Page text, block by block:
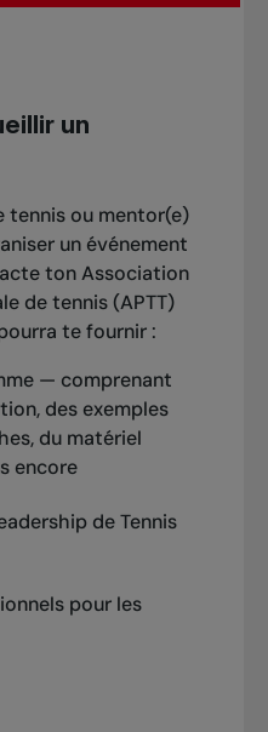
un
tennis ou mentor(e)
un événement
ton Association
de tennis (APTT)
te fournir :
— comprenant
des exemples
du matériel
encore
de Tennis
pour les